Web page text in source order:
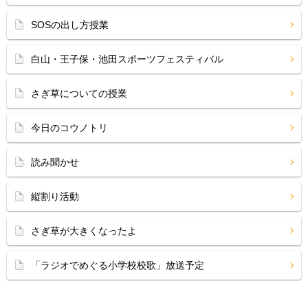
SOSの出し方授業
白山・王子保・池田スポーツフェスティバル
さぎ草についての授業
今日のコウノトリ
読み聞かせ
縦割り活動
さぎ草が大きくなったよ
「ラジオでめぐる小学校校歌」放送予定